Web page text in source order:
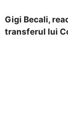
Gigi Becali,
transferul lui